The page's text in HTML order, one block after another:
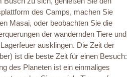
des Camps, machen Sie
Masai, oder beobachten Sie die
der wandernden Tiere und
ausklingen. Die Zeit der
ist die beste Zeit für einen Besuch:
des Planeten ist ein einmaliges